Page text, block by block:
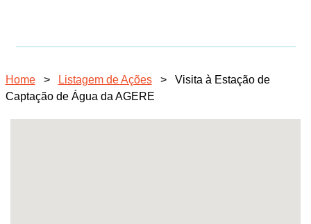
Home > Listagem de Ações >
Visita à Estação de
Captação de Água da AGERE